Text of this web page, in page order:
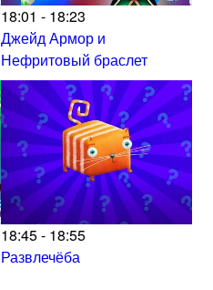
18:01 - 18:23
Джейд Армор и
Нефритовый браслет
18:45 - 18:55
Развлечёба